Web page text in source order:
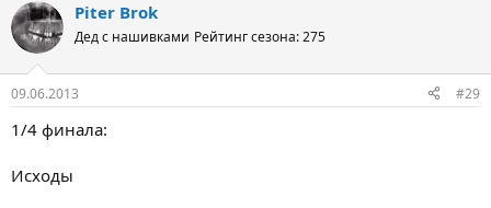
Piter Brok
Дед с нашивками Рейтинг сезона: 275
09.06.2013 #29
1/4 финала:
Исходы